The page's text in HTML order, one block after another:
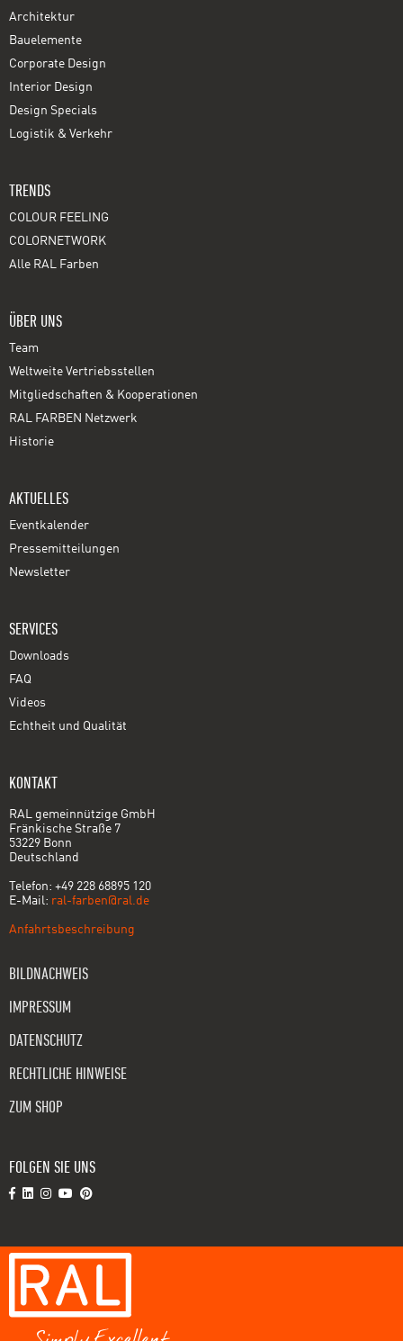
Architektur
Bauelemente
Corporate Design
Interior Design
Design Specials
Logistik & Verkehr
TRENDS
COLOUR FEELING
COLORNETWORK
Alle RAL Farben
ÜBER UNS
Team
Weltweite Vertriebsstellen
Mitgliedschaften & Kooperationen
RAL FARBEN Netzwerk
Historie
AKTUELLES
Eventkalender
Pressemitteilungen
Newsletter
SERVICES
Downloads
FAQ
Videos
Echtheit und Qualität
KONTAKT
RAL gemeinnützige GmbH
Fränkische Straße 7
53229 Bonn
Deutschland
Telefon: +49 228 68895 120
E-Mail: ral-farben@ral.de
Anfahrtsbeschreibung
BILDNACHWEIS
IMPRESSUM
DATENSCHUTZ
RECHTLICHE HINWEISE
ZUM SHOP
FOLGEN SIE UNS